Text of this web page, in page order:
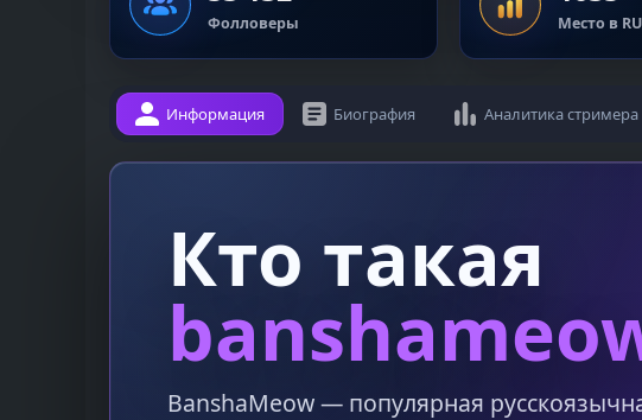
Фолловеры Место в RU
Информация Биография Аналитика стримера
Кто такая
BanshaMeow — популярная